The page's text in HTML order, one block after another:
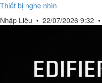
Thiết bị nghe nhìn
Nhập Liệu • 22/07/2026 9:32 •